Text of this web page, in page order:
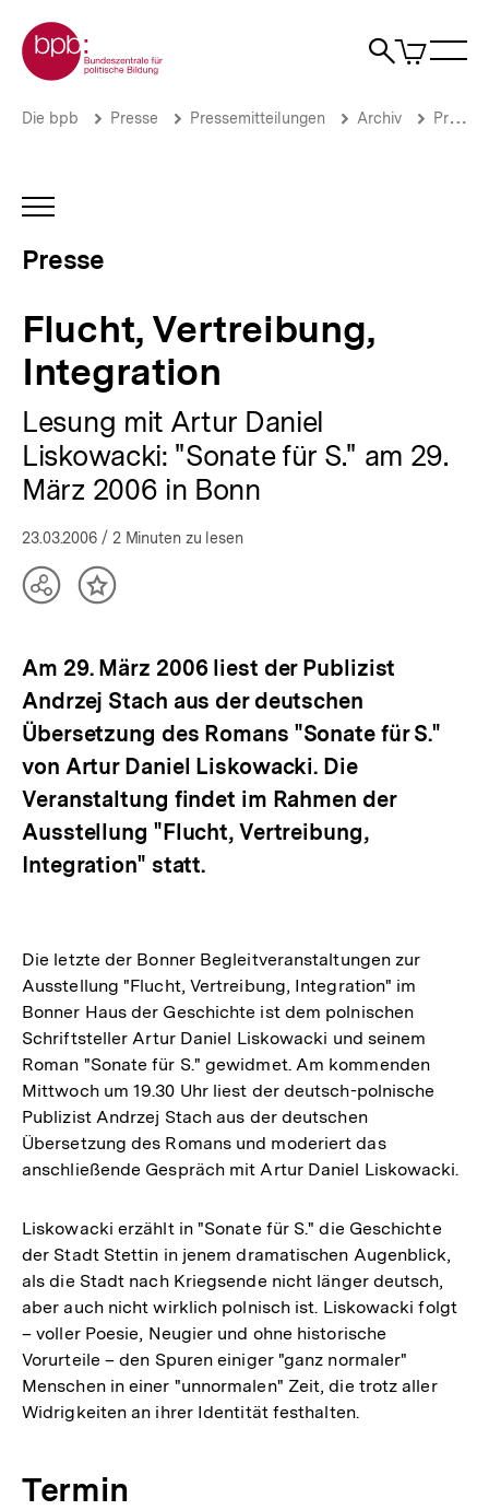
zum
Seiteninhalt
springen
Zur Startseite der bpb
Suche
Artikel
im
Flucht,
Presse
Brotkrümelnavigation
Pfadnavigation
Die bpb Presse Pressemitteilungen Archiv Pressemitteilungen 2006
INHALTSNAVIGATION
Presse
Flucht, Vertreibung,
Integration
Lesung mit Artur Daniel
Liskowacki: "Sonate für S." am 29.
März 2006 in Bonn
23.03.2006 / 2 Minuten zu lesen
TeilenInhalt
Am 29. März 2006 liest der Publizist
Andrzej Stach aus der deutschen
Übersetzung des Romans "Sonate für S."
von Artur Daniel Liskowacki. Die
Veranstaltung findet im Rahmen der
Ausstellung "Flucht, Vertreibung,
Integration" statt.
Die letzte der Bonner Begleitveranstaltungen zur
Ausstellung "Flucht, Vertreibung, Integration" im
Bonner Haus der Geschichte ist dem polnischen
Schriftsteller Artur Daniel Liskowacki und seinem
Roman "Sonate für S." gewidmet. Am kommenden
Mittwoch um 19.30 Uhr liest der deutsch-polnische
Publizist Andrzej Stach aus der deutschen
Übersetzung des Romans und moderiert das
anschließende Gespräch mit Artur Daniel Liskowacki.
Liskowacki erzählt in "Sonate für S." die Geschichte
der Stadt Stettin in jenem dramatischen Augenblick,
als die Stadt nach Kriegsende nicht länger deutsch,
aber auch nicht wirklich polnisch ist. Liskowacki folgt
– voller Poesie, Neugier und ohne historische
Vorurteile – den Spuren einiger "ganz normaler"
Menschen in einer "unnormalen" Zeit, die trotz aller
Widrigkeiten an ihrer Identität festhalten.
Termin